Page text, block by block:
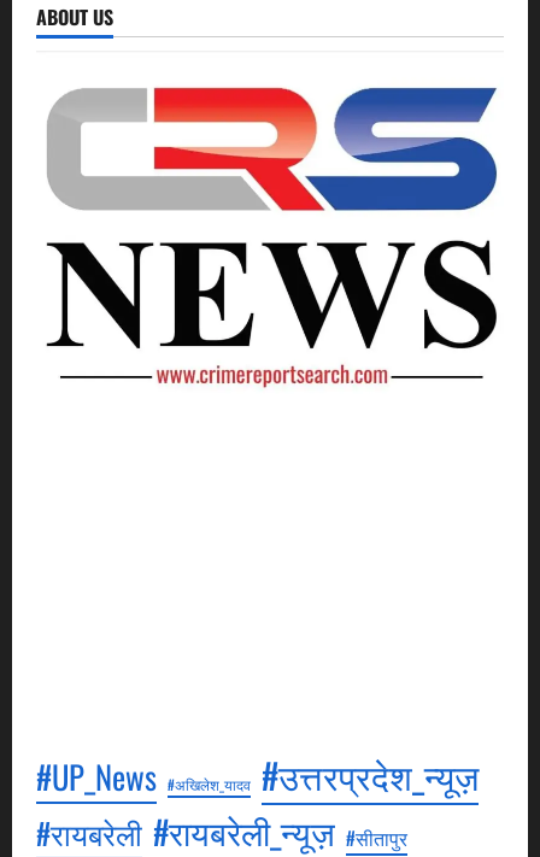
ABOUT US
#UP_News #अखिलेश_यादव #उत्तरप्रदेश_न्यूज़
#रायबरेली #रायबरेली_न्यूज़ #सीतापुर